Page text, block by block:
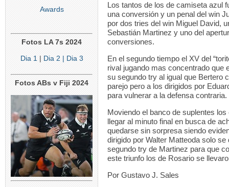
Awards
Fotos LA 7s 2024
Dia 1 | Dia 2 | Dia 3
Fotos ABs v Fiji 2024
Los tantos de los de camiseta azul
una conversión y un penal del win
por dos tries del win Miguel David,
Sebastián Martinez y uno del
conversiones.
En el segundo tiempo el XV del
rival jugando mas concentrado que
su segundo try al igual que Bertero
parejo pero a los dirigidos por
para vulnerar a la defensa contraria.
Moviendo el banco de suplentes
llegar al minuto final en busca de
quedarse sin sorpresa siendo
dirigido por Walter Matteoda solo
segundo try de Martinez para que
este triunfo los de Rosario se
Por Gustavo J. Sales